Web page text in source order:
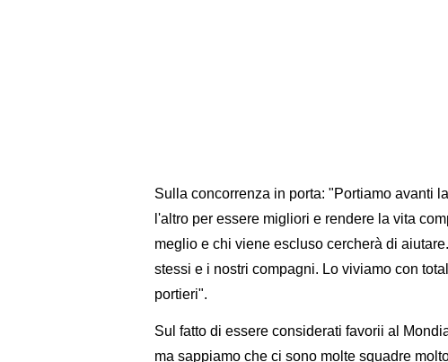
Sulla concorrenza in porta: "Portiamo avanti
l'altro per essere migliori e rendere la vita
meglio e chi viene escluso cercherà di
stessi e i nostri compagni. Lo viviamo con
portieri".
Sul fatto di essere considerati favorii al
ma sappiamo che ci sono molte squadre